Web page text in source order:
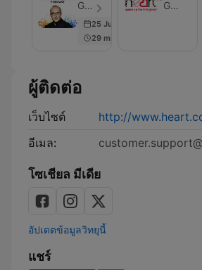
Positivity
Podcast
Global - ตอน 129
25 Jun 2024
29 min
Reunion
Global
ผู้ติดต่อ
เว็บไซต์
http://
อีเมล:
โซเชียล มีเดีย
อัปเดตข้อมูลวิทยุนี้
แชร์